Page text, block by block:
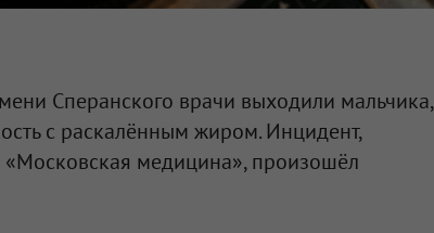
Сперанского врачи выходили мальчика,
с раскалённым жиром. Инцидент,
медицина», произошёл